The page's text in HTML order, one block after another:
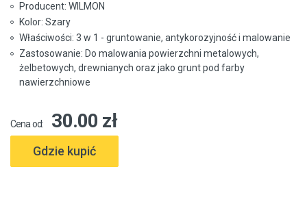
Producent: WILMON
Kolor: Szary
Właściwości: 3 w 1 - gruntowanie, antykorozyjność i malowanie
Zastosowanie: Do malowania powierzchni metalowych,
żelbetowych, drewnianych oraz jako grunt pod farby
nawierzchniowe
Cena od: 30.00 zł
Gdzie kupić